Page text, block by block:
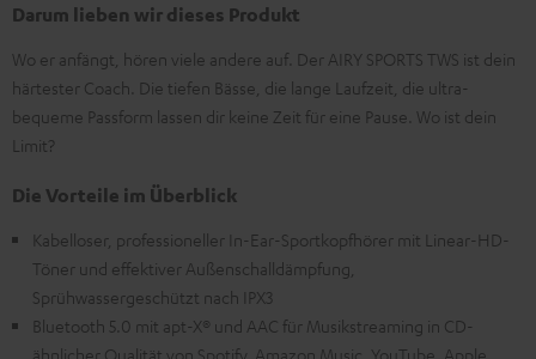
Darum lieben wir dieses Produkt
Wo er anfängt, hören viele andere auf. Der AIRY SPORTS TWS ist dein
härtester Coach. Die tiefen Bässe, die lange Laufzeit, die ultra-
bequeme Passform lassen dir keine Zeit für eine Pause. Wo ist dein
Limit?
Die Vorteile im Überblick
Kabelloser, professioneller In-Ear-Sportkopfhörer mit Linear-HD-
Töner und effektiver Außenschalldämpfung,
Sprühwassergeschützt nach IPX3
Bluetooth 5.0 mit apt-X® und AAC für Musikstreaming in CD-
ähnlicher Qualität von Spotify, Amazon Music, YouTube, Apple